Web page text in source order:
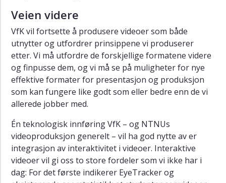
Veien videre
VfK vil fortsette å produsere videoer som både
utnytter og utfordrer prinsippene vi produserer
etter. Vi må utfordre de forskjellige formatene videre
og finpusse dem, og vi må se på muligheter for nye
effektive formater for presentasjon og produksjon
som kan fungere like godt som eller bedre enn de vi
allerede jobber med.
Én teknologisk innføring VfK – og NTNUs
videoproduksjon generelt – vil ha god nytte av er
integrasjon av interaktivitet i videoer. Interaktive
videoer vil gi oss to store fordeler som vi ikke har i
dag: For det første indikerer EyeTracker og